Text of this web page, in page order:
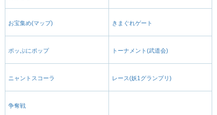
お宝集め(マップ) きまぐれゲート
ポッぷにポップ トーナメント(武道会)
ニャントスコーラ レース(妖1グランプリ)
争奪戦